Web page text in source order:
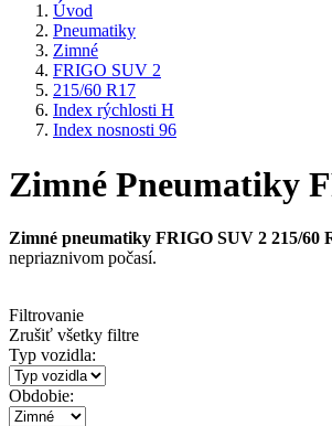
Úvod
Pneumatiky
Zimné
FRIGO SUV 2
215/60 R17
Index rýchlosti H
Index nosnosti 96
Zimné Pneumatiky
Zimné pneumatiky FRIGO SUV 2 215/60
nepriaznivom počasí.
Filtrovanie
Zrušiť všetky filtre
Typ vozidla:
Obdobie: